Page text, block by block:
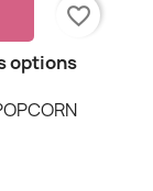
favorite_border
options